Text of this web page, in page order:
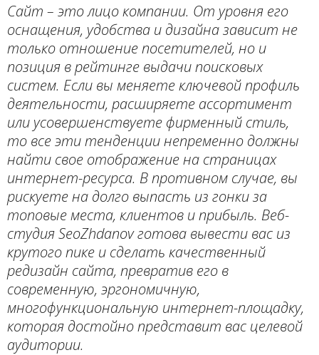
Сайт – это лицо компании. От уровня его
оснащения, удобства и дизайна зависит не
только отношение посетителей, но и
позиция в рейтинге выдачи поисковых
систем. Если вы меняете ключевой профиль
деятельности, расширяете ассортимент
или усовершенствуете фирменный стиль,
то все эти тенденции непременно должны
найти свое отображение на страницах
интернет-ресурса. В противном случае, вы
рискуете на долго выпасть из гонки за
топовые места, клиентов и прибыль. Веб-
студия SeoZhdanov готова вывести вас из
крутого пике и сделать качественный
редизайн сайта, превратив его в
современную, эргономичную,
многофункциональную интернет-площадку,
которая достойно представит вас целевой
аудитории.